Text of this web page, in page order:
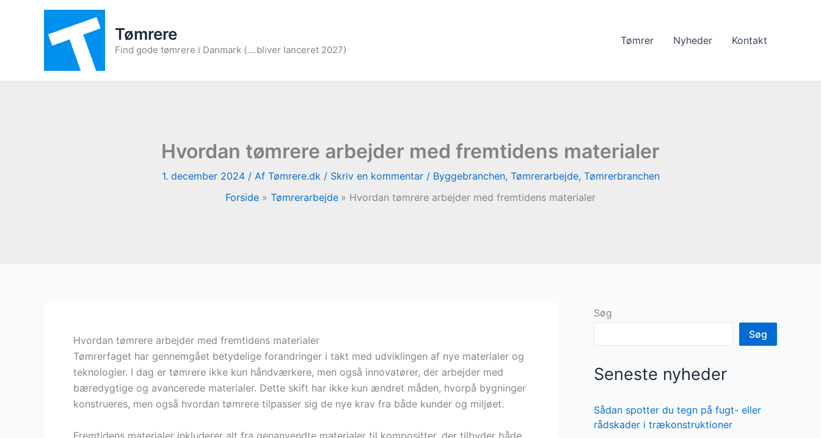
Tømrere
Find gode tømrere i Danmark (....bliver lanceret 2027)
Tømrer Nyheder Kontakt
Hvordan tømrere arbejder med fremtidens materialer
1. december 2024 / Af Tømrere.dk / Skriv en kommentar / Byggebranchen, Tømrerarbejde, Tømrerbranchen
Forside
Tømrerarbejde Hvordan tømrere arbejder med fremtidens materialer
Hvordan tømrere arbejder med fremtidens materialer
Tømrerfaget har gennemgået betydelige forandringer i takt med udviklingen af nye materialer og
teknologier. I dag er tømrere ikke kun håndværkere, men også innovatører, der arbejder med
bæredygtige og avancerede materialer. Dette skift har ikke kun ændret måden, hvorpå bygninger
konstrueres, men også hvordan tømrere tilpasser sig de nye krav fra både kunder og miljøet.
Fremtidens materialer inkluderer alt fra genanvendte materialer til kompositter, der tilbyder både
Søg
Søg
Seneste nyheder
Sådan spotter du tegn på fugt- eller
rådskader i trækonstruktioner